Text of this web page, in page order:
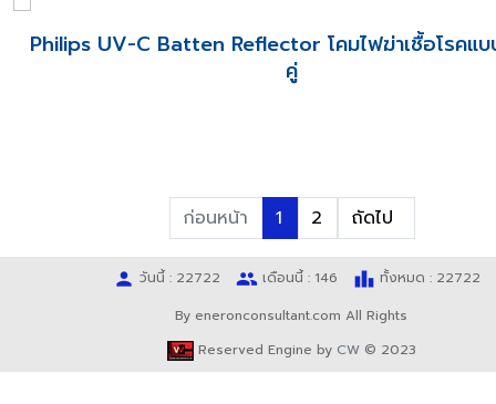
Philips UV-C Batten Reflector โคมไฟฆ่าเชื้อโรคแ
คู่
ก่อนหน้า 1 2 ถัดไป
person วันนี้ : 22722 people เดือนนี้ : 146 leaderboard ทั้งหมด : 22722
By eneronconsultant.com All Rights
Reserved Engine by CW © 2023